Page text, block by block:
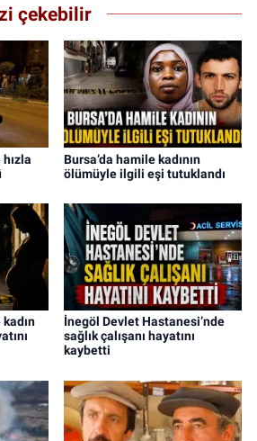
çekebilir
Bursa’da hamile kadının
ölümüyle ilgili eşi tutuklandı
İnegöl Devlet Hastanesi’nde
sağlık çalışanı hayatını
kaybetti